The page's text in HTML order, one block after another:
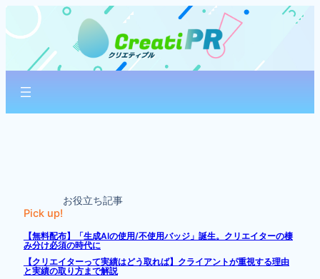
内
を
Pick up!
お役立ち記事
【無料配布】「生成AIの使用/不使用バッジ」誕生。クリエイターの棲
み分け必須の時代に
【クリエイターって実績はどう取れば】クライアントが重視する理由
と実績の取り方まで解説